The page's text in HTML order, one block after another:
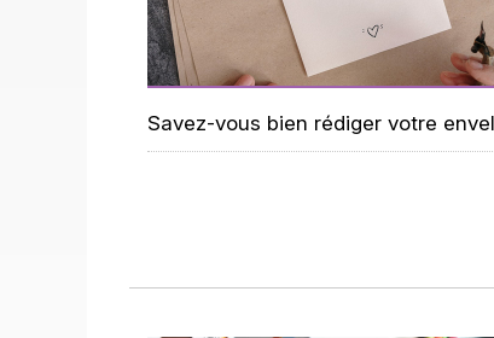
Savez-vous bien rédiger votre